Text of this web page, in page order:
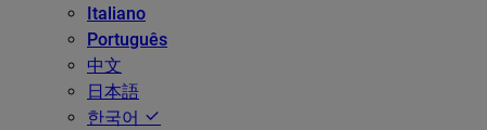
Italiano
Português
中文
日本語
한국어